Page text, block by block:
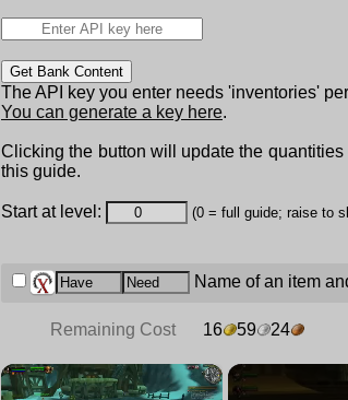
Get Bank Content
The API key you enter needs 'inventories'
You can generate a key here.
Clicking the button will update the
this guide.
Start at level: (0 = full guide; raise to
Name of an item
Remaining Cost 16 59 24
×